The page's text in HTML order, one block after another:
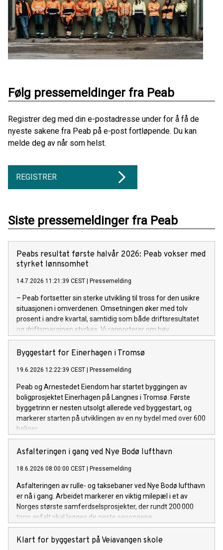
Følg pressemeldinger fra Peab
Registrer deg med din e-postadresse under for å få de
nyeste sakene fra Peab på e-post fortløpende. Du kan
melde deg av når som helst.
REGISTRER
Siste pressemeldinger fra Peab
Peabs resultat første halvår 2026: Peab vokser med
styrket lønnsomhet
14.7.2026 11:21:39 CEST | Pressemelding
– Peab fortsetter sin sterke utvikling til tross for den usikre
situasjonen i omverdenen. Omsetningen øker med tolv
prosent i andre kvartal, samtidig som både driftsresultatet
og driftsmarginen styrkes. Vi rapporterer om høy
ordreinngang i kvartalet, og ordrereserven ligger fortsatt på
et rekordnivå, sier Jesper Göransson, konsernsjef i Peab.
Byggestart for Einerhagen i Tromsø
19.6.2026 12:22:39 CEST | Pressemelding
Peab og Arnestedet Eiendom har startet byggingen av
boligprosjektet Einerhagen på Langnes i Tromsø. Første
byggetrinn er nesten utsolgt allerede ved byggestart, og
markerer starten på utviklingen av en ny bydel med over 600
boliger.
Asfalteringen i gang ved Nye Bodø lufthavn
18.6.2026 08:00:00 CEST | Pressemelding
Asfalteringen av rulle- og taksebaner ved Nye Bodø lufthavn
er nå i gang. Arbeidet markerer en viktig milepæl i et av
Norges største samferdselsprosjekter, der rundt 200 000
tonn asfalt skal legges de neste sesongene.
Klart for byggestart på Veiavangen skole